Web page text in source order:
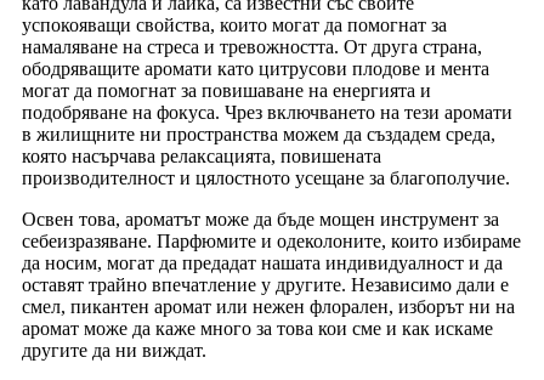
успокояващи свойства, които могат да помогнат за
намаляване на стреса и тревожността. От друга страна,
ободряващите аромати като цитрусови плодове и мента
могат да помогнат за повишаване на енергията и
подобряване на фокуса. Чрез включването на тези аромати
в жилищните ни пространства можем да създадем среда,
която насърчава релаксацията, повишената
производителност и цялостното усещане за благополучие.
Освен това, ароматът може да бъде мощен инструмент за
себеизразяване. Парфюмите и одеколоните, които избираме
да носим, ​​могат да предадат нашата индивидуалност и да
оставят трайно впечатление у другите. Независимо дали е
смел, пикантен аромат или нежен флорален, изборът ни на
аромат може да каже много за това кои сме и как искаме
другите да ни виждат.